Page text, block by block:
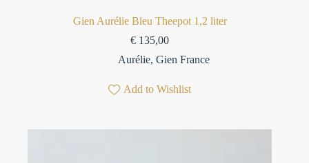
Gien Aurélie Bleu Theepot 1,2 liter
€ 135,00
Aurélie, Gien France
Add to Wishlist